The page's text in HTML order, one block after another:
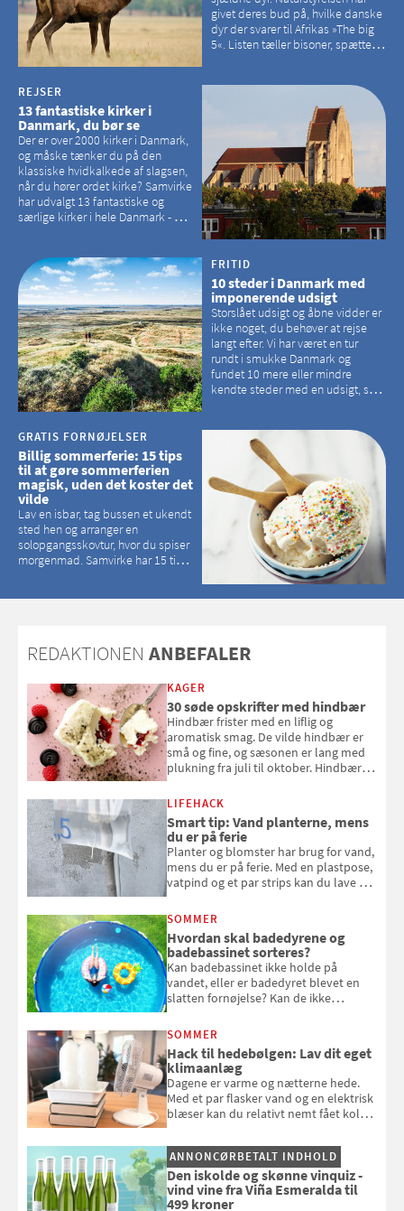
givet deres bud på, hvilke danske
dyr der svarer til Afrikas »The big
5«. Listen tæller bisoner, spættede
REJSER
13 fantastiske kirker i
Danmark, du bør se
Der er over 2000 kirker i Danmark,
og måske tænker du på den
klassiske hvidkalkede af slagsen,
når du hører ordet kirke? Samvirke
har udvalgt 13 fantastiske og
særlige kirker i hele Danmark - og
hvilke kirker, der er en omvej værd
FRITID
10 steder i Danmark med
imponerende udsigt
Storslået udsigt og åbne vidder er
ikke noget, du behøver at rejse
langt efter. Vi har været en tur
rundt i smukke Danmark og
fundet 10 mere eller mindre
kendte steder med en udsigt, som
GRATIS FORNØJELSER
Billig sommerferie: 15 tips
til at gøre sommerferien
magisk, uden det koster det
vilde
Lav en isbar, tag bussen et ukendt
sted hen og arranger en
solopgangsskovtur, hvor du spiser
morgenmad. Samvirke har 15 tips
REDAKTIONEN ANBEFALER
KAGER
30 søde opskrifter med hindbær
Hindbær frister med en liflig og
aromatisk smag. De vilde hindbær er
små og fine, og sæsonen er lang med
plukning fra juli til oktober. Hindbær
kan bruge dine hindbær i alt fra
bagværk og salater til is og syltning.
LIFEHACK
Smart tip: Vand planterne, mens
du er på ferie
Planter og blomster har brug for vand,
mens du er på ferie. Med en plastpose,
vatpind og et par strips kan du lave dit
at bede naboen om at vande eller
SOMMER
Hvordan skal badedyrene og
badebassinet sorteres?
Kan badebassinet ikke holde på
vandet, eller er badedyret blevet en
slatten fornøjelse? Kan de ikke
opmærksom, når du smider
badebassinet eller et badedyr ud
SOMMER
Hack til hedebølgen: Lav dit eget
klimaanlæg
Dagene er varme og nætterne hede.
Med et par flasker vand og en elektrisk
blæser kan du relativt nemt fået koldt
og se, hvordan du gør
ANNONCØRBETALT INDHOLD
Den iskolde og skønne vinquiz -
vind vine fra Viña Esmeralda til
499 kroner